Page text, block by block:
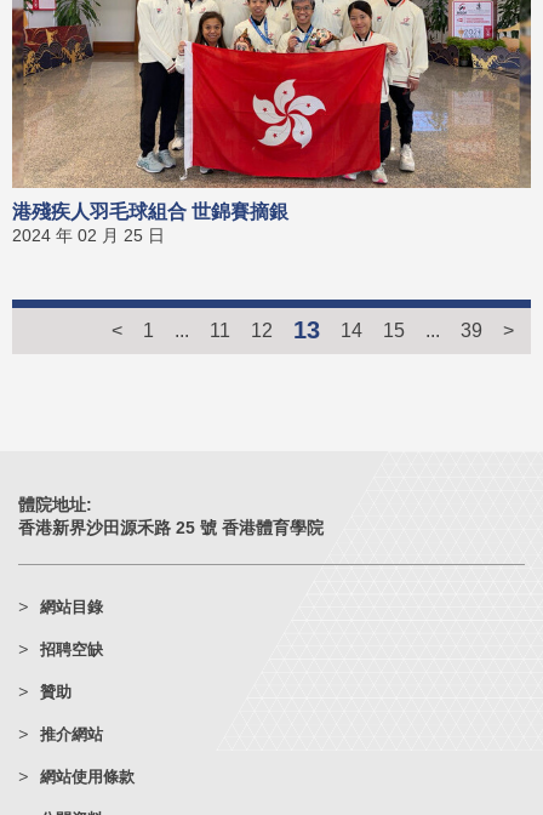
港殘疾人羽毛球組合 世錦賽摘銀
2024 年 02 月 25 日
< 1 ... 11 12 13 14 15 ... 39 >
體院地址:
香港新界沙田源禾路 25 號 香港體育學院
網站目錄
招聘空缺
贊助
推介網站
網站使用條款